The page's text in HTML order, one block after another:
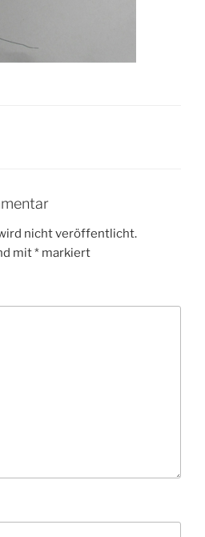
nicht veröffentlicht.
mit* markiert